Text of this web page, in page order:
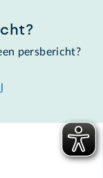
persbericht?